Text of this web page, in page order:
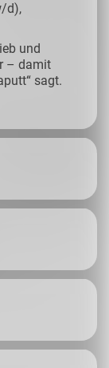
d),
und
– damit
sagt.